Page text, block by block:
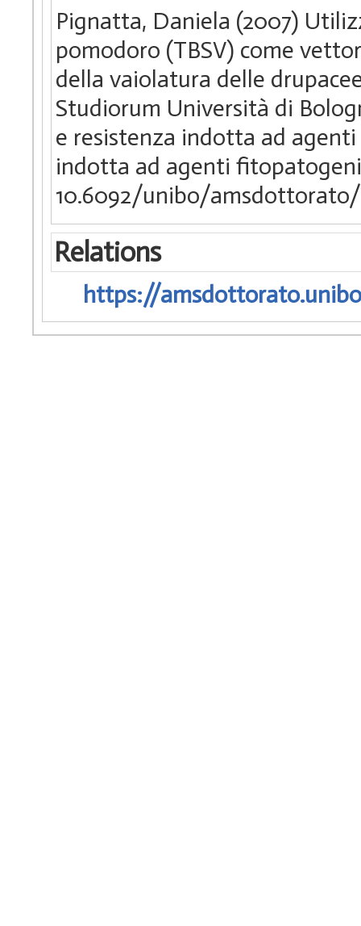
Pignatta, Daniela (2007)
pomodoro (TBSV) come
della vaiolatura delle
Studiorum Università di
e resistenza indotta ad
indotta ad agenti
10.6092/unibo/
Relations
https://